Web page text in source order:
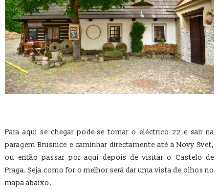
Para aqui se chegar pode-se tomar o eléctrico 22 e sair na
paragem Brusnice e caminhar directamente até à Novy Svet,
ou então passar por aqui depois de visitar o Castelo de
Praga. Seja como for o melhor será dar uma vista de olhos no
mapa abaixo.